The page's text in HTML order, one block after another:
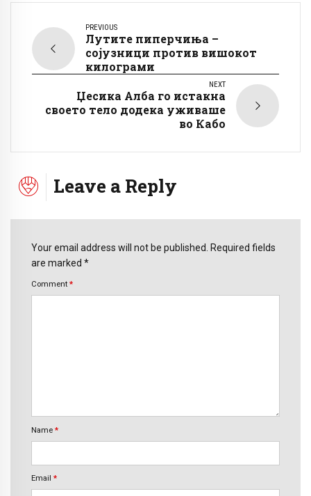
PREVIOUS
Лутите пиперчиња –
сојузници против вишокот
килограми
NEXT
Џесика Алба го истакна
своето тело додека уживаше
во Кабо
Leave a Reply
Your email address will not be published. Required fields
are marked *
Comment *
Name *
Email *